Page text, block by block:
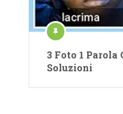
3 Foto 1
Soluzioni